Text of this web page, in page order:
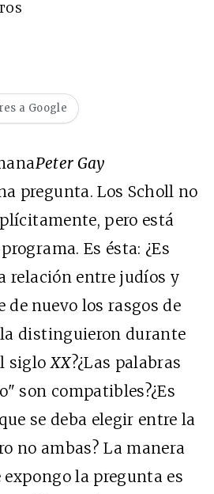
a Google
Peter Gay
pregunta. Los Scholl no
pero está
Es ésta: ¿Es
relación entre judíos y
de nuevo los rasgos de
distinguieron durante
sigloXX?¿Las palabras
son compatibles?¿Es
se deba elegir entre la
no ambas? La manera
la pregunta es